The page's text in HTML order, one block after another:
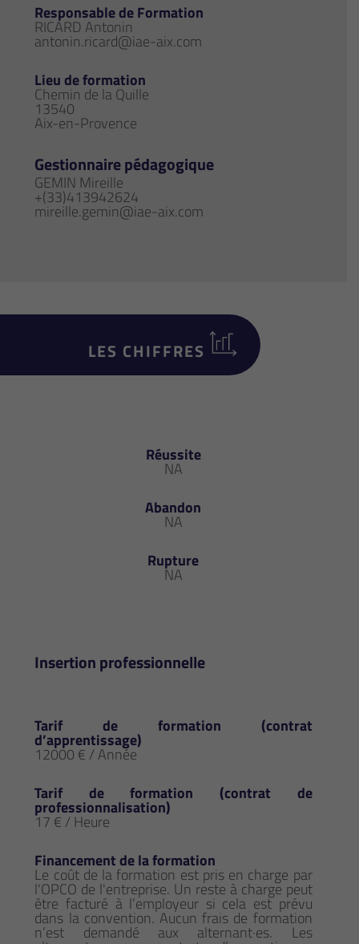
Responsable de Formation
RICARD Antonin
antonin.ricard@iae-aix.com
Lieu de formation
Chemin de la Quille
13540
Aix-en-Provence
Gestionnaire pédagogique
GEMIN Mireille
+(33)413942624
mireille.gemin@iae-aix.com
LES CHIFFRES
Réussite
NA
Abandon
NA
Rupture
NA
Insertion professionnelle
Tarif de formation (contrat
d’apprentissage)
12000 € / Année
Tarif de formation (contrat de
professionnalisation)
17 € / Heure
Financement de la formation
Le coût de la formation est pris en charge par
l'OPCO de l'entreprise. Un reste à charge peut
être facturé à l’employeur si cela est prévu
dans la convention. Aucun frais de formation
n’est demandé aux alternant·es. Les